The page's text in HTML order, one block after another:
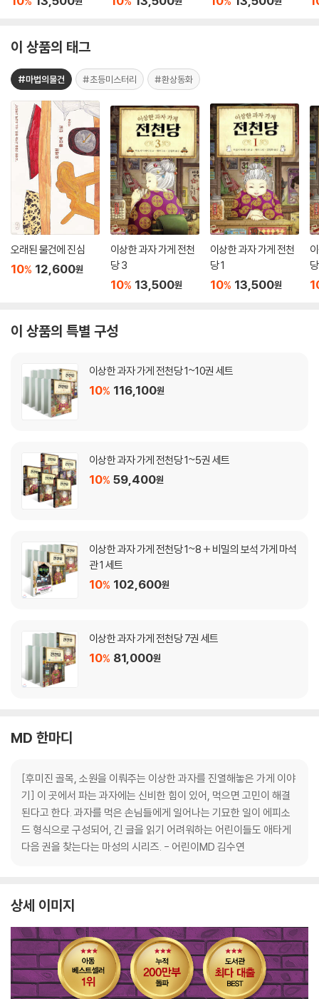
이 상품의 태그
#마법의물건 #초등미스터리 #환상동화
오래된 물건에 진심
10% 12,600원
이상한 과자 가게 전천
당 3
10% 13,500원
이상한 과자 가게 전천
당 1
10% 13,500원
이 상품의 특별 구성
이상한 과자 가게 전천당 1~10권 세트
10% 116,100원
이상한 과자 가게 전천당 1~5권 세트
10% 59,400원
이상한 과자 가게 전천당 1~8 + 비밀의 보석 가게 마석
관 1 세트
10% 102,600원
이상한 과자 가게 전천당 7권 세트
10% 81,000원
MD 한마디
[후미진 골목, 소원을 이뤄주는 이상한 과자를 진열해놓은 가게 이야
기] 이 곳에서 파는 과자에는 신비한 힘이 있어, 먹으면 고민이 해결
된다고 한다. 과자를 먹은 손님들에게 일어나는 기묘한 일이 에피소
드 형식으로 구성되어, 긴 글을 읽기 어려워하는 어린이들도 애타게
다음 권을 찾는다는 마성의 시리즈. - 어린이MD 김수연
상세 이미지